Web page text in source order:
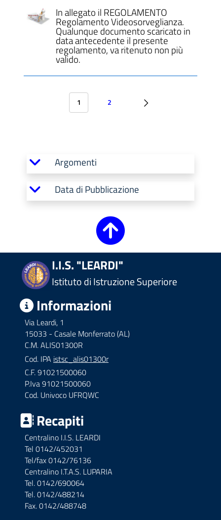
In allegato il REGOLAMENTO
Regolamento Videosorveglianza.
Qualunque documento scaricato in
data antecedente il presente
regolamento, va ritenuto non più
valido.
1 2
Argomenti
Data di Pubblicazione
I.I.S. "LEARDI"
Istituto di Istruzione Superiore
Informazioni
Via Leardi, 1
15033 - Casale Monferrato (AL)
C.M. ALIS01300R
Cod. IPA istsc_alis01300r
C.F. 91021500060
P.Iva 91021500060
Cod. Univoco UFRQWC
Recapiti
Centralino I.I.S. LEARDI
Tel 0142/452031
Tel/fax 0142/76136
Centralino I.T.A.S. LUPARIA
Tel. 0142/690064
Tel. 0142/488214
Fax. 0142/488748